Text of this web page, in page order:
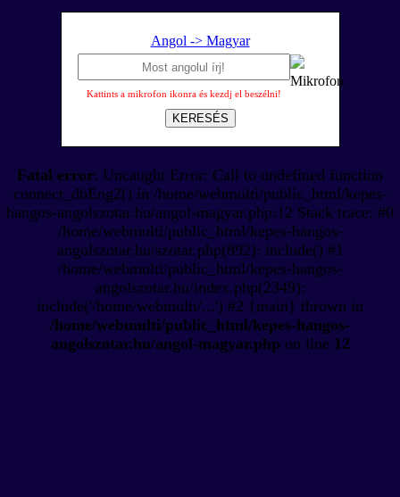
Angol -> Magyar
Kattints a mikrofon ikonra és kezdj el beszélni!
KERESÉS
Fatal error: Uncaught Error: Call to undefined function
connect_dbEng2() in /home/webmulti/public_html/kepes-
hangos-angolszotar.hu/angol-magyar.php:12 Stack trace: #0
/home/webmulti/public_html/kepes-hangos-
angolszotar.hu/szotar.php(892): include() #1
/home/webmulti/public_html/kepes-hangos-
angolszotar.hu/index.php(2349):
include('/home/webmulti/...') #2 {main} thrown in
/home/webmulti/public_html/kepes-hangos-
angolszotar.hu/angol-magyar.php on line 12